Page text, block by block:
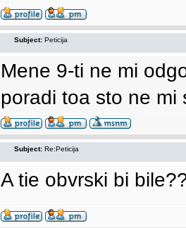
Subject: Peticija
Mene 9-ti ne mi
poradi toa sto ne mi
Subject: Re:Peticija
A tie obvrski bi